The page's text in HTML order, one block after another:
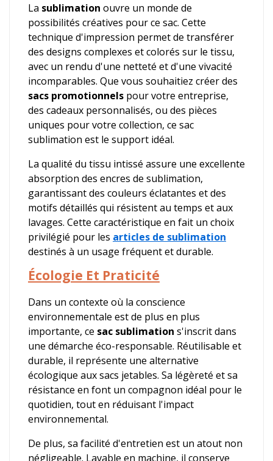
La sublimation ouvre un monde de
possibilités créatives pour ce sac. Cette
technique d'impression permet de transférer
des designs complexes et colorés sur le tissu,
avec un rendu d'une netteté et d'une vivacité
incomparables. Que vous souhaitiez créer des
sacs promotionnels pour votre entreprise,
des cadeaux personnalisés, ou des pièces
uniques pour votre collection, ce sac
sublimation est le support idéal.
La qualité du tissu intissé assure une excellente
absorption des encres de sublimation,
garantissant des couleurs éclatantes et des
motifs détaillés qui résistent au temps et aux
lavages. Cette caractéristique en fait un choix
privilégié pour les articles de sublimation
destinés à un usage fréquent et durable.
Écologie Et Praticité
Dans un contexte où la conscience
environnementale est de plus en plus
importante, ce sac sublimation s'inscrit dans
une démarche éco-responsable. Réutilisable et
durable, il représente une alternative
écologique aux sacs jetables. Sa légèreté et sa
résistance en font un compagnon idéal pour le
quotidien, tout en réduisant l'impact
environnemental.
De plus, sa facilité d'entretien est un atout non
négligeable. Lavable en machine, il conserve